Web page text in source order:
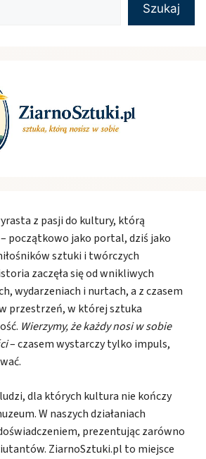
Szukaj
z pasji do kultury, którą
początkowo jako portal, dziś jako
sztuki i twórczych
zaczęła się od wnikliwych
wydarzeniach i nurtach, a z czasem
przestrzeń, w której sztuka
Wierzymy, że każdy nosi w sobie
– czasem wystarczy tylko impuls,
dla których kultura nie kończy
W naszych działaniach
prezentując zarówno
ZiarnoSztuki.pl to miejsce